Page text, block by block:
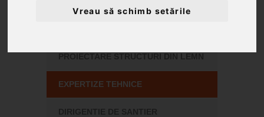
Vreau să schimb setările
PROIECTARE STRUCTURI DIN
EXPERTIZE TEHNICE